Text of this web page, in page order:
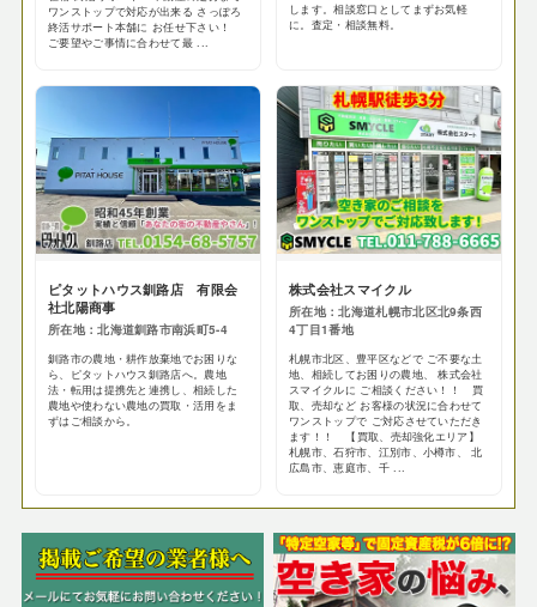
ワンストップで対応が出来る さっぽろ
終活サポート本舗に お任せ下さい！
ご要望やご事情に合わせて最 ...
します。相談窓口としてまずお気軽
に。査定・相談無料。
ピタットハウス釧路店 有限会
社北陽商事
所在地：北海道釧路市南浜町5-4
釧路市の農地・耕作放棄地でお困りな
ら、ピタットハウス釧路店へ。農地
法・転用は提携先と連携し、相続した
農地や使わない農地の買取・活用をま
ずはご相談から。
株式会社スマイクル
所在地：北海道札幌市北区北9条西
4丁目1番地
札幌市北区、豊平区などで ご不要な土
地、相続してお困りの農地、 株式会社
スマイクルに ご相談ください！！ 買
取、売却など お客様の状況に合わせて
ワンストップで ご対応させていただき
ます！！ 【買取、売却強化エリア】
札幌市、石狩市、江別市、小樽市、 北
広島市、恵庭市、千 ...